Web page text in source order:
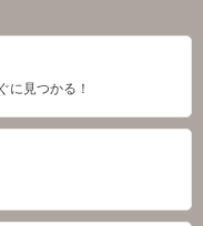
に見つかる！